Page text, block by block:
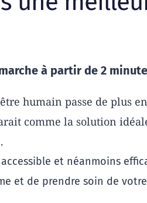
à partir de 2
humain passe de plus
comme la solution
et néanmoins
et de prendre soin de